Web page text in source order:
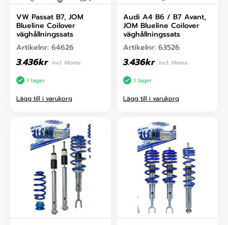
VW Passat B7, JOM
Blueline Coilover
väghållningssats
Artikelnr: 64626
3.436kr incl. Moms
I lager
Lägg till i varukorg
Audi A4 B6 / B7 Avant,
JOM Blueline Coilover
väghållningssats
Artikelnr: 63526
3.436kr incl. Moms
I lager
Lägg till i varukorg